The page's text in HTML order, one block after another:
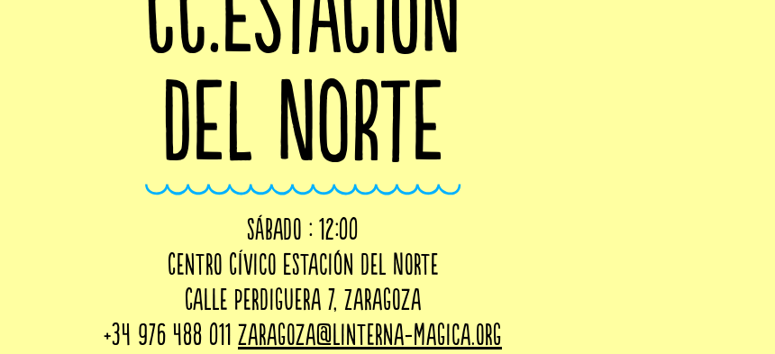
DEL NORTE
sábado : 12:00
Centro Cívico Estación del Norte
Calle Perdiguera 7, Zaragoza
+34 976 488 011 zaragoza@linterna-magica.org